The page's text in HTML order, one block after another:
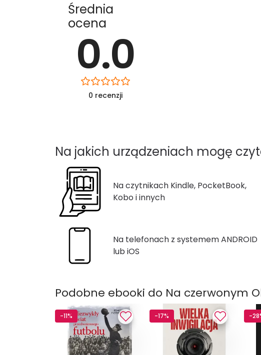
Średnia
ocena
0.0
0 recenzji
Na jakich urządzeniach mogę
Na czytnikach Kindle, PocketBook,
Kobo i innych
Na telefonach z systemem ANDROID
lub iOS
Podobne ebooki do Na czerwonym
-11% -17% -